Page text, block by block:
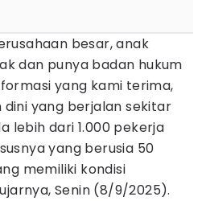
besar, anak
dan punya badan hukum
yang kami terima,
dini yang berjalan sekitar
lebih dari 1.000 pekerja
yang berusia 50
memiliki kondisi
Senin (8/9/2025).